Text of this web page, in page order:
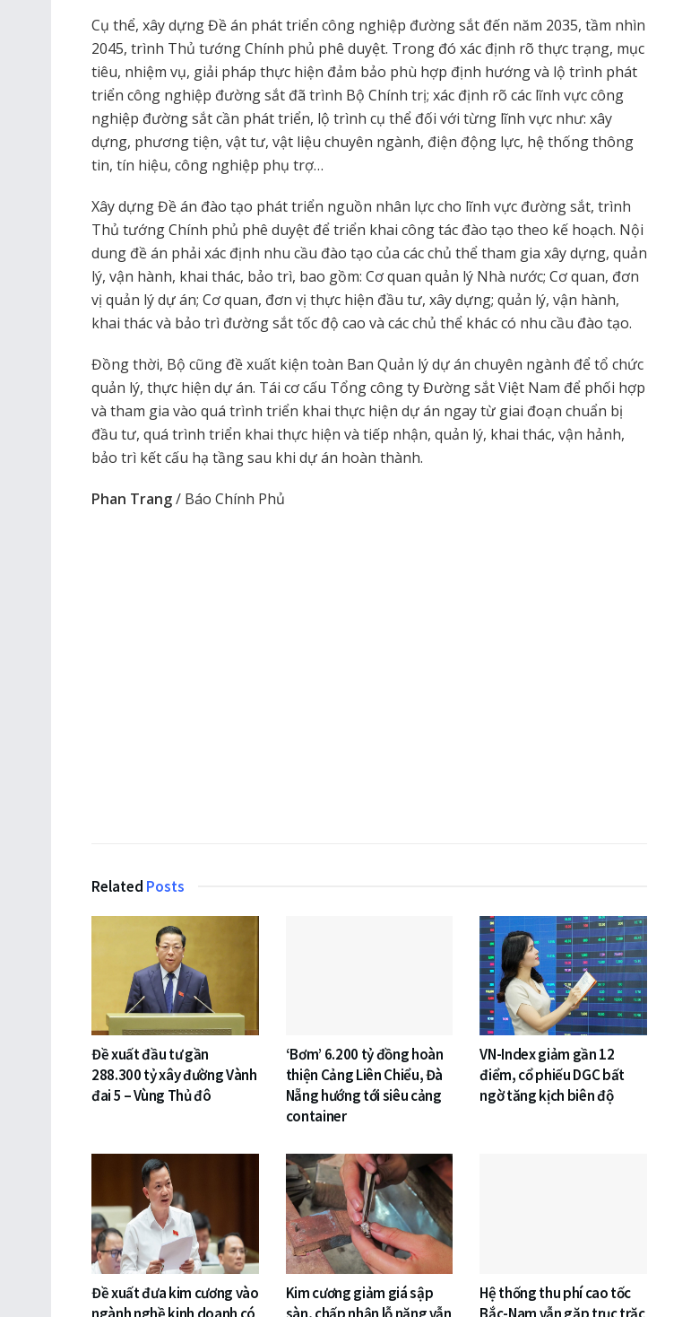
Cụ thể, xây dựng Đề án phát triển công nghiệp đường sắt đến năm 2035, tầm nhìn
2045, trình Thủ tướng Chính phủ phê duyệt. Trong đó xác định rõ thực trạng, mục
tiêu, nhiệm vụ, giải pháp thực hiện đảm bảo phù hợp định hướng và lộ trình phát
triển công nghiệp đường sắt đã trình Bộ Chính trị; xác định rõ các lĩnh vực công
nghiệp đường sắt cần phát triển, lộ trình cụ thể đối với từng lĩnh vực như: xây
dựng, phương tiện, vật tư, vật liệu chuyên ngành, điện động lực, hệ thống thông
tin, tín hiệu, công nghiệp phụ trợ…
Xây dựng Đề án đào tạo phát triển nguồn nhân lực cho lĩnh vực đường sắt, trình
Thủ tướng Chính phủ phê duyệt để triển khai công tác đào tạo theo kế hoạch. Nội
dung đề án phải xác định nhu cầu đào tạo của các chủ thể tham gia xây dựng, quản
lý, vận hành, khai thác, bảo trì, bao gồm: Cơ quan quản lý Nhà nước; Cơ quan, đơn
vị quản lý dự án; Cơ quan, đơn vị thực hiện đầu tư, xây dựng; quản lý, vận hành,
khai thác và bảo trì đường sắt tốc độ cao và các chủ thể khác có nhu cầu đào tạo.
Đồng thời, Bộ cũng đề xuất kiện toàn Ban Quản lý dự án chuyên ngành để tổ chức
quản lý, thực hiện dự án. Tái cơ cấu Tổng công ty Đường sắt Việt Nam để phối hợp
và tham gia vào quá trình triển khai thực hiện dự án ngay từ giai đoạn chuẩn bị
đầu tư, quá trình triển khai thực hiện và tiếp nhận, quản lý, khai thác, vận hảnh,
bảo trì kết cấu hạ tầng sau khi dự án hoàn thành.
Phan Trang/ Báo Chính Phủ
Related Posts
Đề xuất đầu tư gần
288.300 tỷ xây đường Vành
đai 5 – Vùng Thủ đô
‘Bơm’ 6.200 tỷ đồng hoàn
thiện Cảng Liên Chiểu, Đà
Nẵng hướng tới siêu cảng
container
VN-Index giảm gần 12
điểm, cổ phiếu DGC bất
ngờ tăng kịch biên độ
Đề xuất đưa kim cương vào
Kim cương giảm giá sập
Hệ thống thu phí cao tốc